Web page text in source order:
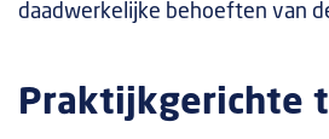
daadwerkelijke behoeften van
Praktijkgerichte